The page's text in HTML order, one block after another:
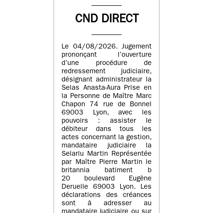
CND DIRECT
Le 04/08/2026. Jugement
prononçant l’ouverture
d’une procédure de
redressement judiciaire,
désignant administrateur la
Selas Anasta-Aura Prise en
la Personne de Maître Marc
Chapon 74 rue de Bonnel
69003 Lyon, avec les
pouvoirs : assister le
débiteur dans tous les
actes concernant la gestion,
mandataire judiciaire la
Selarlu Martin Représentée
par Maître Pierre Martin le
britannia batiment b
20 boulevard Eugène
Deruelle 69003 Lyon. Les
déclarations des créances
sont à adresser au